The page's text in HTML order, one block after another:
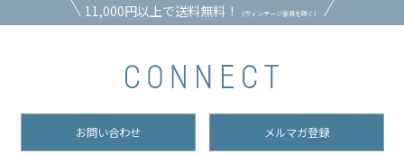
11,000円以上で送料無料！ （ヴィンテージ家具を除く）
お問い合わせ メルマガ登録